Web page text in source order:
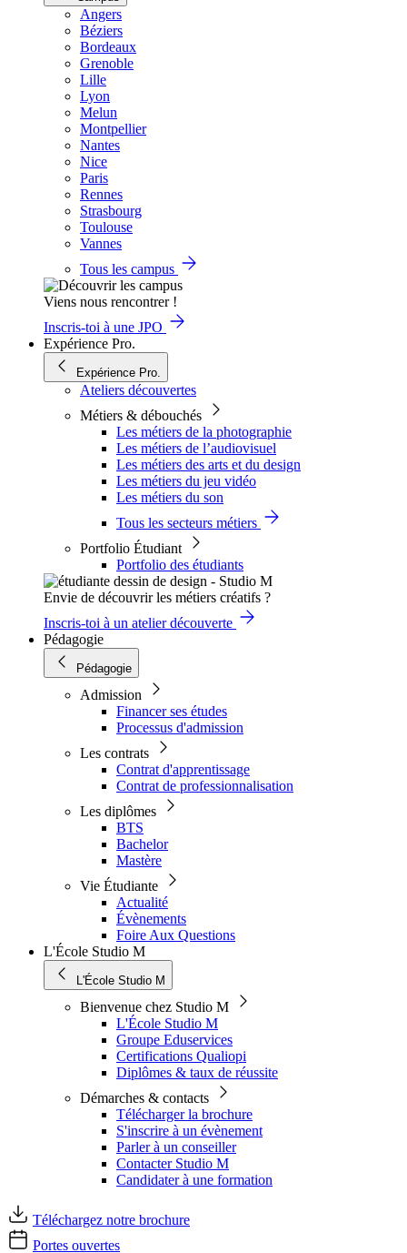
Angers
Béziers
Bordeaux
Grenoble
Lille
Lyon
Melun
Montpellier
Nantes
Nice
Paris
Rennes
Strasbourg
Toulouse
Vannes
Tous les campus
Viens nous rencontrer !
Inscris-toi à une JPO
Expérience Pro.
Expérience Pro.
Ateliers découvertes
Métiers & débouchés
Les métiers de la photographie
Les métiers de l’audiovisuel
Les métiers des arts et du design
Les métiers du jeu vidéo
Les métiers du son
Tous les secteurs métiers
Portfolio Étudiant
Portfolio des étudiants
Envie de découvrir les métiers créatifs ?
Inscris-toi à un atelier découverte
Pédagogie
Pédagogie
Admission
Financer ses études
Processus d'admission
Les contrats
Contrat d'apprentissage
Contrat de professionnalisation
Les diplômes
BTS
Bachelor
Mastère
Vie Étudiante
Actualité
Évènements
Foire Aux Questions
L'École Studio M
L'École Studio M
Bienvenue chez Studio M
L'École Studio M
Groupe Eduservices
Certifications Qualiopi
Diplômes & taux de réussite
Démarches & contacts
Télécharger la brochure
S'inscrire à un évènement
Parler à un conseiller
Contacter Studio M
Candidater à une formation
Téléchargez notre brochure
Portes ouvertes